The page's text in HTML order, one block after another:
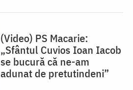
(Video) PS Macarie:
„Sfântul Cuvios Ioan Iacob
se bucură că ne-am
adunat de pretutindeni”